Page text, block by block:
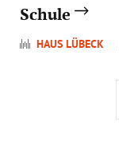
Schule
HAUS LÜBECK